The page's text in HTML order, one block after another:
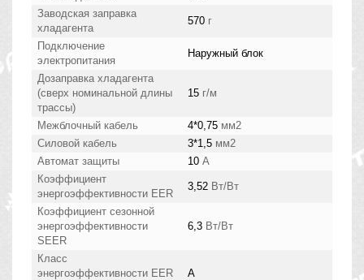
Заводская заправка
хладагента
570 г
Подключение
электропитания
Наружный блок
Дозаправка хладагента
(сверх номинальной длины
трассы)
15 г/м
Межблочный кабель 4*0,75 мм2
Силовой кабель
3*1,5 мм2
Автомат защиты
10 А
Коэффициент
энергоэффективности EER
3,52 Вт/Вт
Коэффициент сезонной
энергоэффективности
SEER
6,3 Вт/Вт
Класс
энергоэффективности EER
A